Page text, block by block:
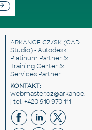
ARKANCE CZ/SK(CAD
Studio) - Autodesk
Platinum Partner &
Training Center &
Services Partner
KONTAKT:
| tel. +420 910 970 111